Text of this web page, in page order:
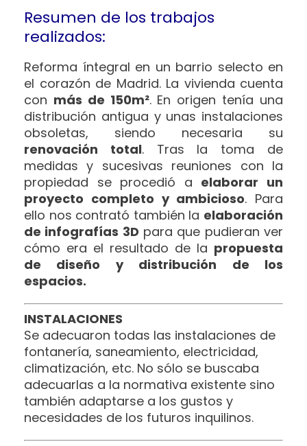
Resumen de los trabajos
realizados:
Reforma íntegral en un barrio selecto en
el corazón de Madrid. La vivienda cuenta
con más de 150m². En origen tenía una
distribución antigua y unas instalaciones
obsoletas, siendo necesaria su
renovación total. Tras la toma de
medidas y sucesivas reuniones con la
propiedad se procedió a elaborar un
proyecto completo y ambicioso. Para
ello nos contrató también la elaboración
de infografías 3D para que pudieran ver
cómo era el resultado de la propuesta
de diseño y distribución de los
espacios.
INSTALACIONES
Se adecuaron todas las instalaciones de
fontanería, saneamiento, electricidad,
climatización, etc. No sólo se buscaba
adecuarlas a la normativa existente sino
también adaptarse a los gustos y
necesidades de los futuros inquilinos.